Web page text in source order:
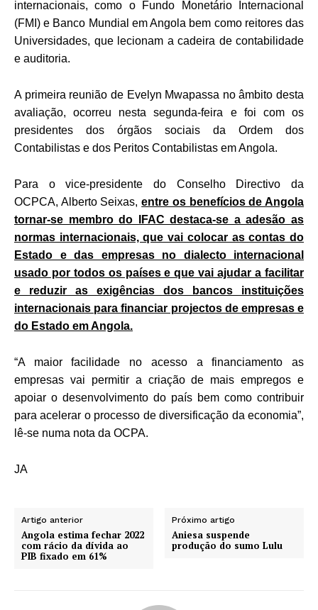
internacionais, como o Fundo Monetário Internacional
(FMI) e Banco Mundial em Angola bem como reitores das
Universidades, que lecionam a cadeira de contabilidade
e auditoria.
A primeira reunião de Evelyn Mwapassa no âmbito desta
avaliação, ocorreu nesta segunda-feira e foi com os
presidentes dos órgãos sociais da Ordem dos
Contabilistas e dos Peritos Contabilistas em Angola.
Para o vice-presidente do Conselho Directivo da
OCPCA, Alberto Seixas,entre os benefícios de Angola
tornar-se membro do IFAC destaca-se a adesão as
normas internacionais, que vai colocar as contas do
Estado e das empresas no dialecto internacional
usado por todos os países e que vai ajudar a facilitar
e reduzir as exigências dos bancos instituições
internacionais para financiar projectos de empresas e
do Estado em Angola.
“A maior facilidade no acesso a financiamento as
empresas vai permitir a criação de mais empregos e
apoiar o desenvolvimento do país bem como contribuir
para acelerar o processo de diversificação da economia”,
lê-se numa nota da OCPA.
JA
Artigo anterior
Angola estima fechar 2022
com rácio da dívida ao
PIB fixado em 61%
Próximo artigo
Aniesa suspende
produção do sumo Lulu